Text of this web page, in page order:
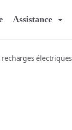
Assistance
électriques